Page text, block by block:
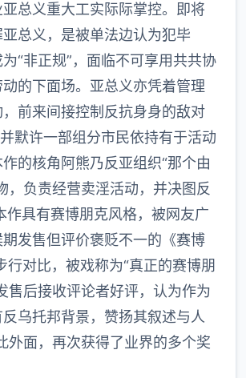
总义重大工实际际掌控。即将
总义，是被单法边认为犯毕
“非正规”，面临不可享用共共协
的下面场。亚总义亦凭着管理
前来间接控制反抗身身的敌对
默许一部组分市民依持有于活动
的核角阿熊乃反亚组织“那个由
，负责经营卖淫活动，并决图反
作具有赛博朋克风格，被网友广
发售但评价褒贬不一的《赛博
行对比，被戏称为“真正的赛博朋
售后接收评论者好评，认为作为
乌托邦背景，赞扬其叙述与人
外面，再次获得了业界的多个奖